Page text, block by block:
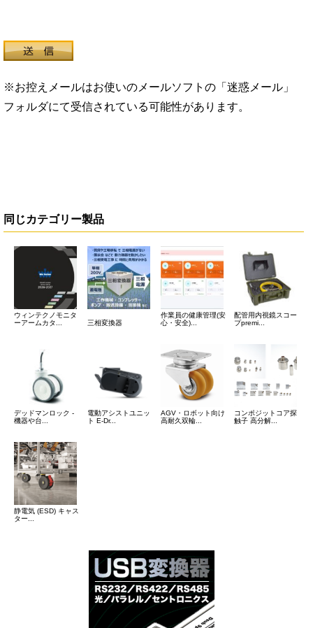
※お控えメールはお使いのメールソフトの「迷惑メール」
フォルダにて受信されている可能性があります。
同じカテゴリー製品
ウィンテクノモニタ
ーアームカタ...
三相変換器
作業員の健康管理(安
心・安全)...
配管用内視鏡スコー
プpremi...
デッドマンロック -
機器や台...
電動アシストユニッ
ト E-Dr...
AGV・ロボット向け
高耐久双輪...
コンポジットコア探
触子 高分解...
静電気 (ESD) キャス
ター...